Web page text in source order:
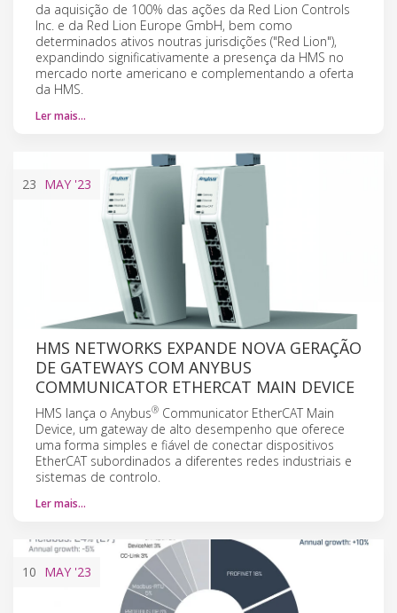
da aquisição de 100% das ações da Red Lion Controls
Inc. e da Red Lion Europe GmbH, bem como
determinados ativos noutras jurisdições ("Red Lion"),
expandindo significativamente a presença da HMS no
mercado norte americano e complementando a oferta
da HMS.
Ler mais…
23 MAY '23
HMS NETWORKS EXPANDE NOVA GERAÇÃO
DE GATEWAYS COM ANYBUS
COMMUNICATOR ETHERCAT MAIN DEVICE
HMS lança o Anybus® Communicator EtherCAT Main
Device, um gateway de alto desempenho que oferece
uma forma simples e fiável de conectar dispositivos
EtherCAT subordinados a diferentes redes industriais e
sistemas de controlo.
Ler mais…
10 MAY '23